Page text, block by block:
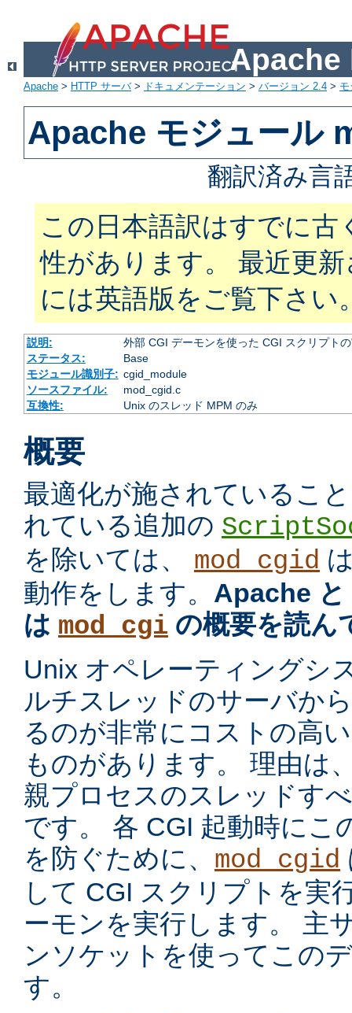
Apache
Apache > HTTP サーバ> ドキュメンテーション > バージョン 2.4 >
Apache モジュール
翻訳済み言
この日本語訳はすでに古
性があります。 最近更
には英語版をご覧下さい
説明:
外部 CGI デーモンを使った CGI スクリプト
ステータス:
Base
モジュール識別子: cgid_module
ソースファイル:
mod_cgid.c
互換性:
Unix のスレッド MPM のみ
概要
最適化が施されているこ
れている追加の
を除いては、 mod_cgid
動作をします。 Apache と
は mod_cgi の概要を読ん
Unix オペレーティングシ
ルチスレッドのサーバか
るのが非常にコストの高
ものがあります。 理由は
親プロセスのスレッドす
です。 各 CGI 起動時にこ
を防ぐために、 mod_cgid
して CGI スクリプトを実
ーモンを実行します。 主
ンソケットを使ってこの
す。